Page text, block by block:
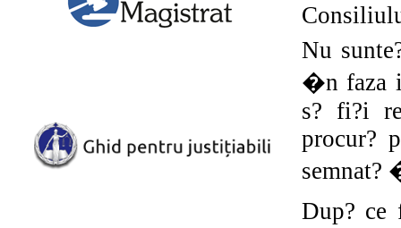
Nu
�n faza
s? fi?i
procur?
semnat?
Dup? ce